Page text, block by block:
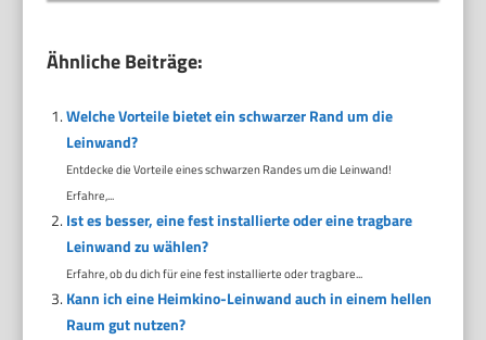
Ähnliche Beiträge:
Welche Vorteile bietet ein schwarzer Rand um die
Leinwand?
Entdecke die Vorteile eines schwarzen Randes um die Leinwand!
Erfahre,...
Ist es besser, eine fest installierte oder eine tragbare
Leinwand zu wählen?
Erfahre, ob du dich für eine fest installierte oder tragbare...
Kann ich eine Heimkino-Leinwand auch in einem hellen
Raum gut nutzen?